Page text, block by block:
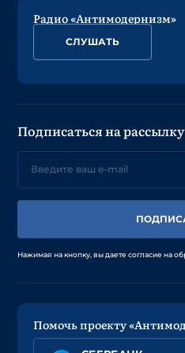
Радио «Антимодернизм»
СЛУШАТЬ
Подписаться на рассылку
Нажимая на кнопку, вы даете согласие на
Помочь проекту